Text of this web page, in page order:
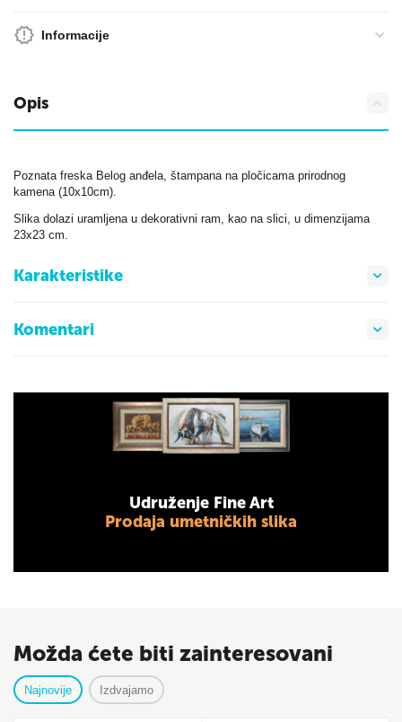
Informacije
Opis
Poznata freska Belog anđela, štampana na pločicama prirodnog
kamena (10x10cm).
Slika dolazi uramljena u dekorativni ram, kao na slici, u dimenzijama
23x23 cm.
Karakteristike
Komentari
Udruženje Fine Art
Prodaja umetničkih slika
Možda ćete biti zainteresovani
Najnovije Izdvajamo